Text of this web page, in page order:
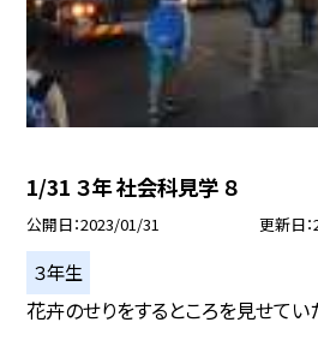
1/31 ３年 社会科見学 ８
公開日 2023/01/31 更新日
３年生
花卉のせりをするところを見せてい